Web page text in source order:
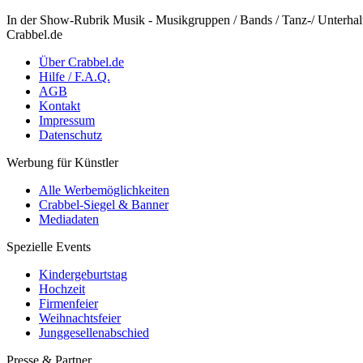
In der Show-Rubrik Musik - Musikgruppen / Bands / Tanz-/
Crabbel.de
Über Crabbel.de
Hilfe / F.A.Q.
AGB
Kontakt
Impressum
Datenschutz
Werbung für Künstler
Alle Werbemöglichkeiten
Crabbel-Siegel & Banner
Mediadaten
Spezielle Events
Kindergeburtstag
Hochzeit
Firmenfeier
Weihnachtsfeier
Junggesellenabschied
Presse & Partner